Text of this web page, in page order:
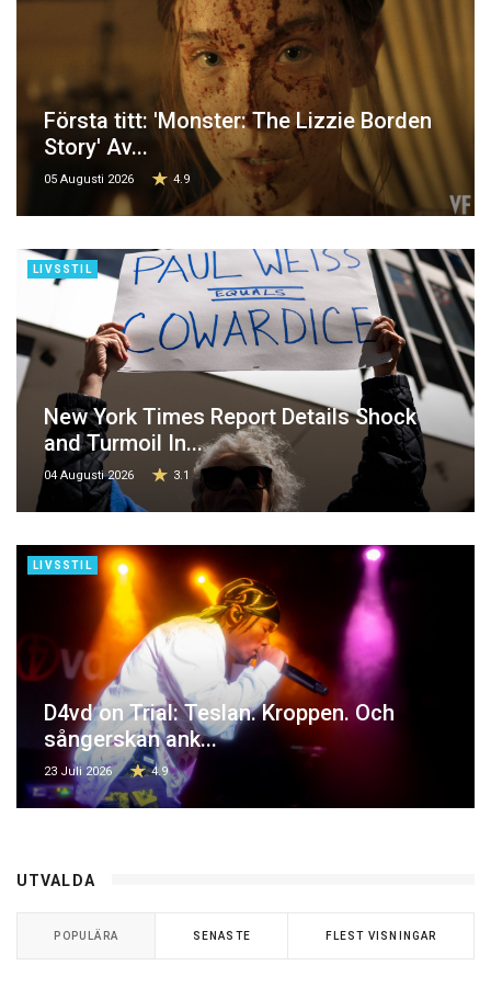
Första titt: 'Monster: The Lizzie Borden
Story' Av...
05 Augusti 2026 4.9
LIVSSTIL
New York Times Report Details Shock
and Turmoil In...
04 Augusti 2026 3.1
LIVSSTIL
D4vd on Trial: Teslan. Kroppen. Och
sångerskan ank...
23 Juli 2026 4.9
UTVALDA
POPULÄRA SENASTE FLEST VISNINGAR